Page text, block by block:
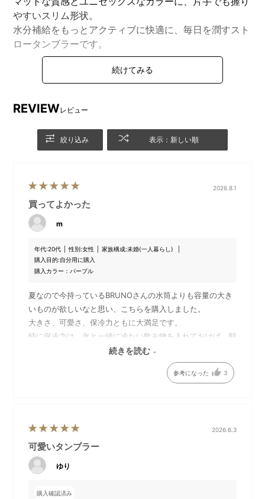
やすいスリム形状。
水分補給をもっとアクティブに快適に、毎日を潤すスト
ロータンブラーです。
飲み物の温度をキープしてく
片手でも握りやすいスリム形
REVIEWレビュー
絞り込み 表示：新しい順
2026.8.1
買ってよかった
m
年代:20代 性別:女性 家族構成:未婚(一人暮らし)
購入目的:自分用に購入
購入カラー：パープル
夏なので今持っているBRUNOさんの水筒よりも容量の大き
いものが欲しいなと思い、こちらを購入しました。
大きさ、可愛さ、保冷力ともに大満足です。
特に保冷力は、氷と一緒に冷たい飲み物を入れておけば、朝
から晩まで冷たいままでとても助かります。真横で保管した
ことはありませんが、リュックに縦入れで電車移動しても、
になる、くらいですかね。
総合的には、とてもおすすめです♪
続きを読む
参考になった 3
2026.6.3
可愛いタンブラー
ゆり
購入確認済み